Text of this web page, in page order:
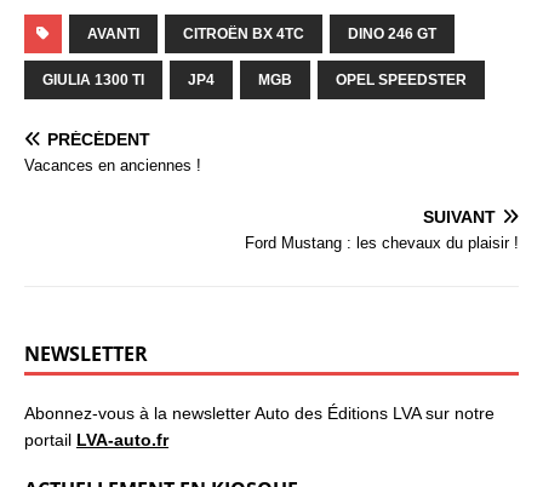
AVANTI CITROËN BX 4TC DINO 246 GT
GIULIA 1300 TI JP4 MGB OPEL SPEEDSTER
PRÉCÉDENT
Vacances en anciennes !
SUIVANT
Ford Mustang : les chevaux du plaisir !
NEWSLETTER
Abonnez-vous à la newsletter Auto des Éditions LVA sur notre
portail LVA-auto.fr